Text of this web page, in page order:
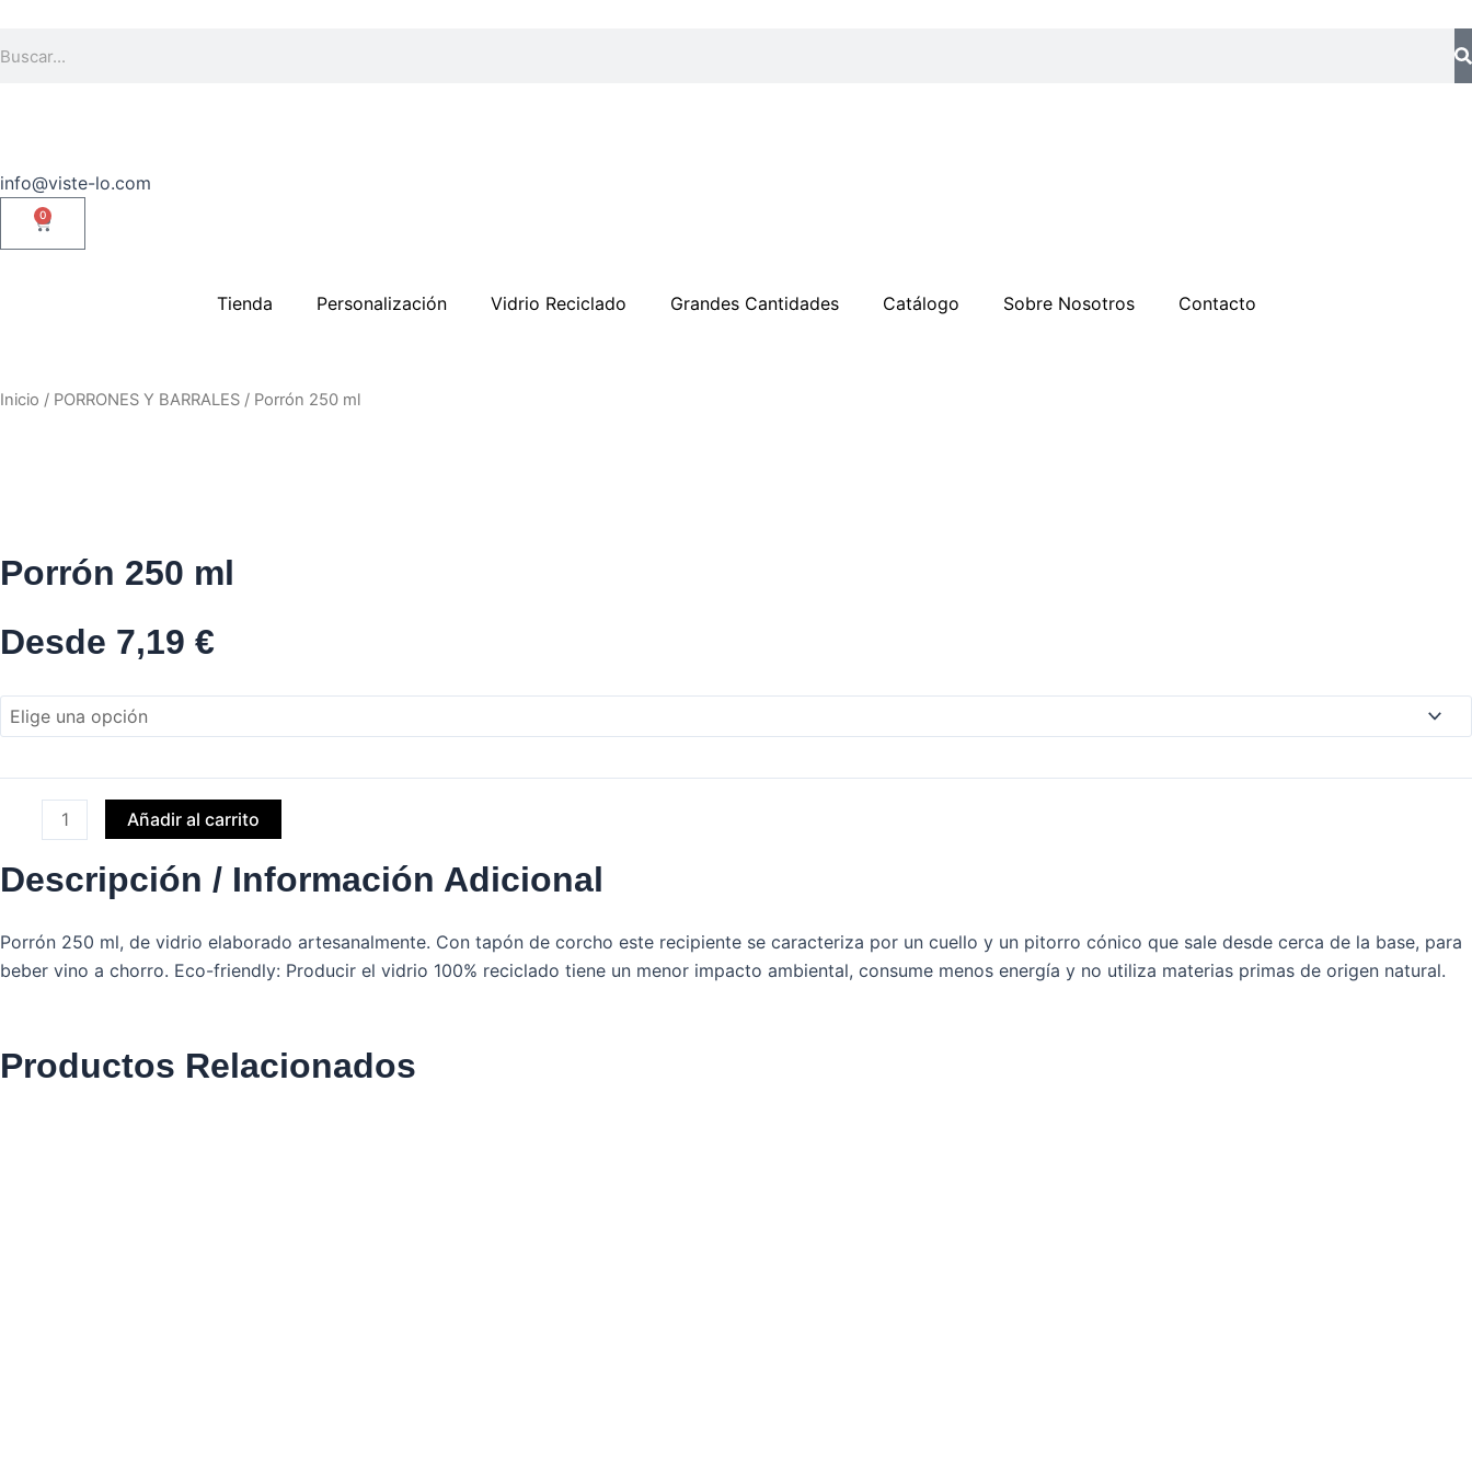
info@viste-lo.com
0
Carrito
Tienda Personalización Vidrio Reciclado Grandes Cantidades Catálogo Sobre Nosotros Contacto
Inicio / PORRONES Y BARRALES / Porrón 250 ml
Porrón 250 ml
Desde 7,19 €
Porrón
250
Añadir al carrito
Descripción / Información Adicional
Porrón 250 ml, de vidrio elaborado artesanalmente. Con tapón de corcho este recipiente se caracteriza por un cuello y un pitorro cónico que sale desde cerca de la base, para
beber vino a chorro. Eco-friendly: Producir el vidrio 100% reciclado tiene un menor impacto ambiental, consume menos energía y no utiliza materias primas de origen natural.
Productos Relacionados